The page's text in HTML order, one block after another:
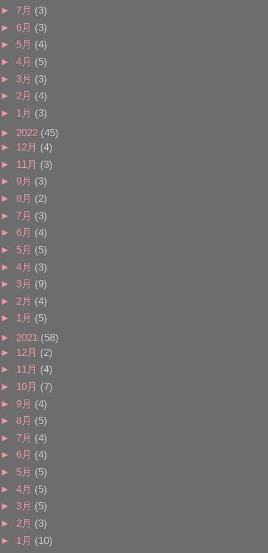
► 7月 (3)
► 6月 (3)
► 5月 (4)
► 4月 (5)
► 3月 (3)
► 2月 (4)
► 1月 (3)
► 2022 (45)
► 12月 (4)
► 11月 (3)
► 9月 (3)
► 8月 (2)
► 7月 (3)
► 6月 (4)
► 5月 (5)
► 4月 (3)
► 3月 (9)
► 2月 (4)
► 1月 (5)
► 2021 (58)
► 12月 (2)
► 11月 (4)
► 10月 (7)
► 9月 (4)
► 8月 (5)
► 7月 (4)
► 6月 (4)
► 5月 (5)
► 4月 (5)
► 3月 (5)
► 2月 (3)
► 1月 (10)